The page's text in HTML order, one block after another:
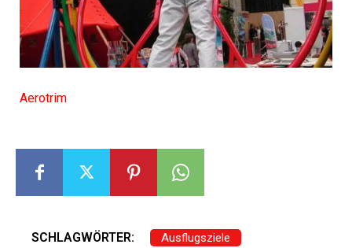
Aerotrim
SCHLAGWÖRTER:
Ausflugsziele